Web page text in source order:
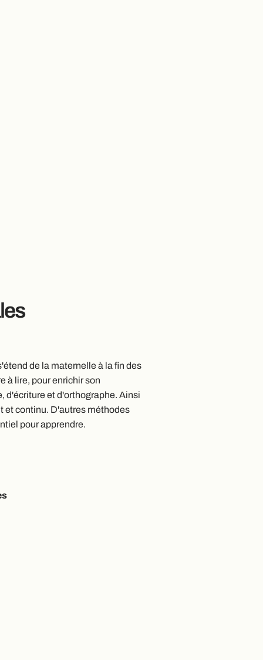
de la maternelle à la fin des
à lire, pour enrichir son
d'écriture et d'orthographe. Ainsi
et continu. D'autres méthodes
pour apprendre.